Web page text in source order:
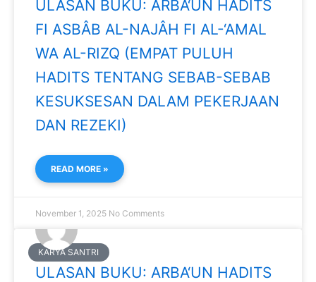
ULASAN BUKU: ARBA‘UN HADITS
FI ASBÂB AL-NAJÂH FI AL-‘AMAL
WA AL-RIZQ (EMPAT PULUH
HADITS TENTANG SEBAB-SEBAB
KESUKSESAN DALAM PEKERJAAN
DAN REZEKI)
READ MORE »
November 1, 2025 No Comments
KARYA SANTRI
ULASAN BUKU: ARBA‘UN HADITS